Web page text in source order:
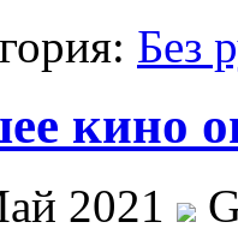
Без
кино
2021